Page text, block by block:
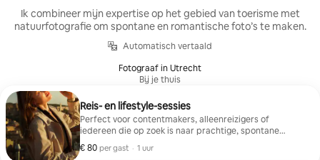
Ik combineer mijn expertise op het gebied van toerisme met
natuurfotografie om spontane en romantische foto’s te maken.
Automatisch vertaald
Fotograaf in Utrecht
Bij je thuis
Reis- en lifestyle-sessies
Perfect voor contentmakers, alleenreizigers of
iedereen die op zoek is naar prachtige, spontane
vakantiefoto’s. Inclusief: fotowandeling met gids op de
door jou gekozen locaties. (In of buiten Amsterdam) Te
€ 80 per gast
€ 80 per gast
, · 1 uur